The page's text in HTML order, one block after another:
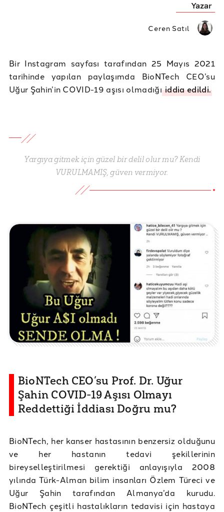
Yazar
Ceren Satıl
Bir Instagram sayfası tarafından 25 Mayıs 2021
tarihinde yapılan paylaşımda BioNTech CEO’su
Uğur Şahin’in COVID-19 aşısı olmadığıiddia edildi.
Yargıya gitmek için güzel bir delil olur mu? Kendi
VURULMAMIŞ, güven vermiyor.
BioNTech CEO’su Prof. Dr. Uğur
Şahin COVID-19 Aşısı Olmayı
Reddettiği İddiası Doğru mu?
BioNTech, her kanser hastasının benzersiz olduğunu
ve her hastanın tedavi şekillerinin
bireyselleştirilmesi gerektiği anlayışıyla 2008
yılında Türk-Alman bilim insanları Özlem Türeci ve
Uğur Şahin tarafından Almanya’da kurudu.
BioNTech çeşitli hastalıkların tedavisi için hastaya